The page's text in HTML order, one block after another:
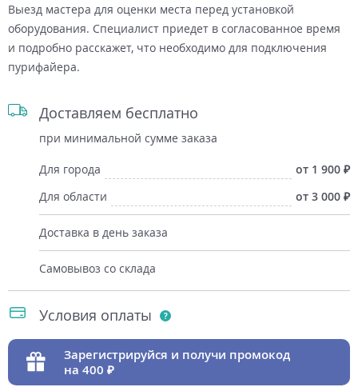
Выезд мастера для оценки места перед установкой
оборудования. Специалист приедет в согласованное время
и подробно расскажет, что необходимо для подключения
пурифайера.
Доставляем бесплатно
при минимальной сумме заказа
Для города
от 1 900
Для области
от 3 000
Доставка в день заказа
Самовывоз со склада
Условия оплаты
Зарегистрируйся и получи промокод
на 400